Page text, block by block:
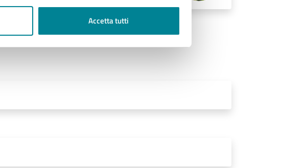
Accetta tutti